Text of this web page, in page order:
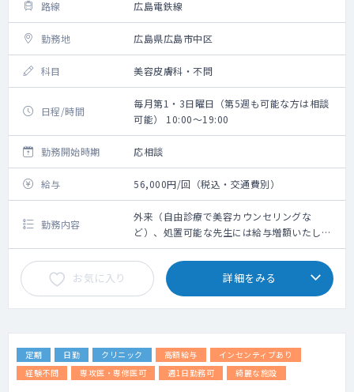
路線 広島電鉄線
勤務地 広島県広島市中区
科目 美容皮膚科・不問
日程/時間
毎月第1・3日曜日（第5週も可能な方は相談
可能） 10:00～19:00
勤務開始時期 応相談
給与 56,000円/回（税込・交通費別）
勤務内容
外来（自由診療で美容カウンセリングな
ど）、処置可能な先生には給与増額いたしま
す
お気に入り 詳細をみる
定期 日勤 クリニック 高額給与
インセンティブあり
経験不問
専攻医・専修医可 週1日勤務可 綺麗な施設